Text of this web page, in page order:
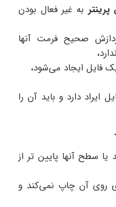
به غیر فعال بودن
صحیح فرمت آنها
فایل ایجاد می‌شود،
دارد و باید آن را
یا سطح آنها پایین‌ تر از
روی آن چاپ نمی‌کند و